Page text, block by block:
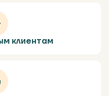
клиентам